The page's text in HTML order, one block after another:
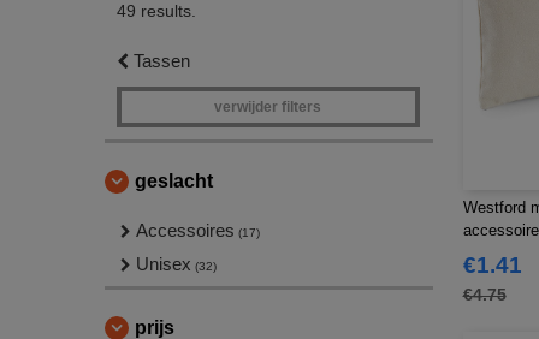
49 results.
Tassen
verwijder filters
geslacht
Accessoires (17)
Unisex (32)
prijs
Westford
€1.41
€4.75